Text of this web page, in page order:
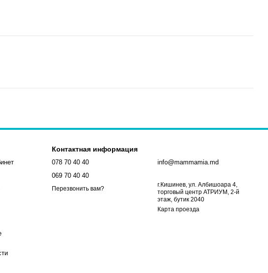
Контактная информация
078 70 40 40
069 70 40 40
Перезвонить вам?
info@mammamia.md
г.Кишинев, ул. Албишоара 4,
торговый центр АТРИУМ, 2-й
этаж, бутик 2040
Карта проезда